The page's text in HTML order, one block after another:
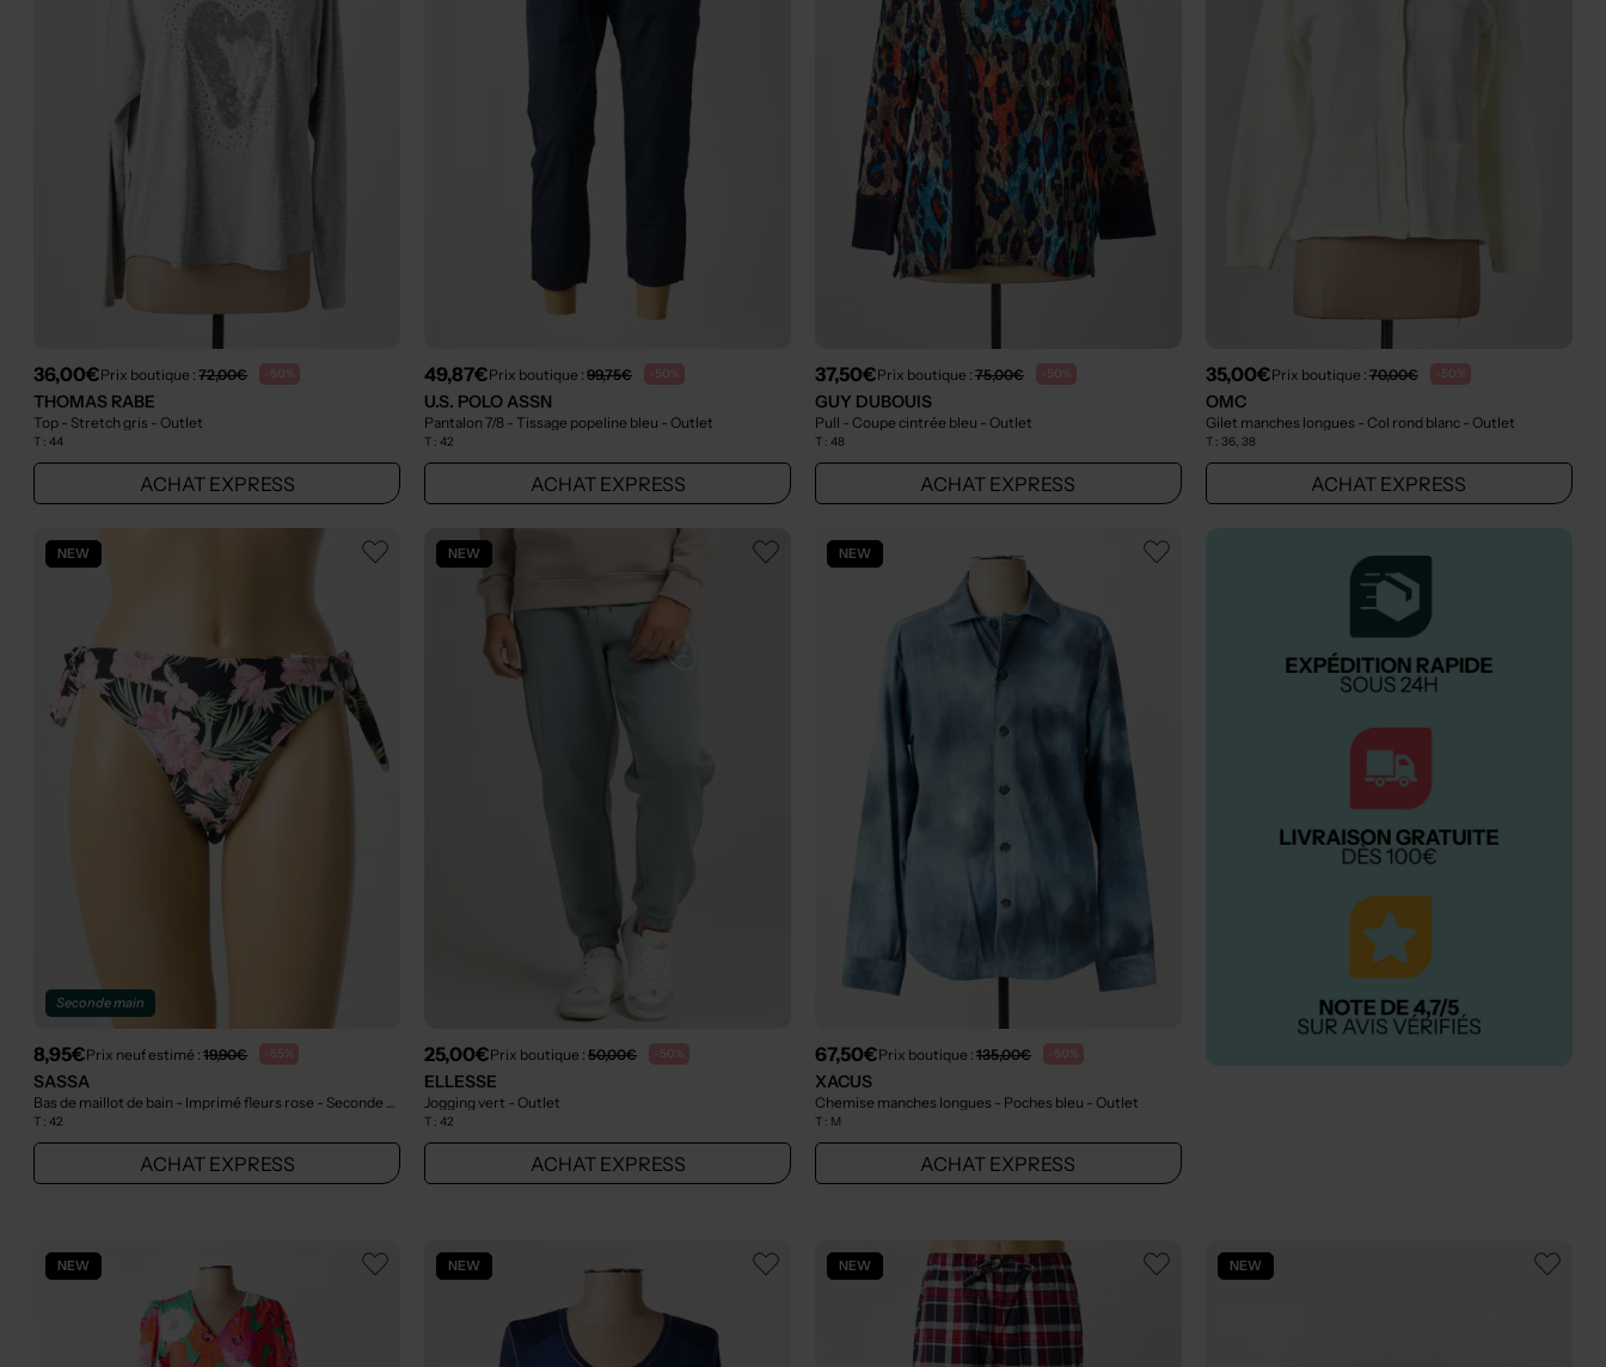
36,00€Prix boutique :72,00€ -50%
THOMAS RABE
Top - Stretch gris - Outlet
T :44
ACHAT EXPRESS
49,87€Prix boutique :99,75€ -50%
U.S. POLO ASSN
Pantalon 7/8 - Tissage popeline bleu - Outlet
T :42
ACHAT EXPRESS
37,50€Prix boutique : 75,00€ -50%
GUY DUBOUIS
Pull - Coupe cintrée bleu - Outlet
T : 48
ACHAT EXPRESS
35,00€Prix boutique : 70,00€ -50%
OMC
Gilet manches longues - Col rond blanc - Outlet
T : 36, 38
ACHAT EXPRESS
NEW
Seconde main
8,95€Prix neuf estimé :19,90€ -55%
SASSA
Bas de maillot de bain - Imprimé fleurs rose - Seconde main
T :42
ACHAT EXPRESS
NEW
25,00€Prix boutique :50,00€ -50%
ELLESSE
Jogging vert - Outlet
T :42
ACHAT EXPRESS
NEW
67,50€Prix boutique : 135,00€ -50%
XACUS
Chemise manches longues - Poches bleu - Outlet
T : M
ACHAT EXPRESS
NEW NEW NEW NEW